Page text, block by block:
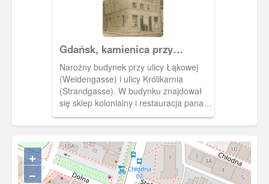
Gdańsk, kamienica przy
Łąkowej 45, 45a (Weidengasse)
Narożny budynek przy ulicy Łąkowej
(Weidengasse) i ulicy Królikarnia
(Strandgasse). W budynku znajdował
się sklep kolonialny i restauracja pana
Otto Landmessera. Budynek wcześniej
miał 2 kondygnacje, po roku 1909
został podwyższony o jedno piętro. Po
II Wojnie Światowej znajdował się w
kamienicy sklep "Pod Zegarem".
+
−